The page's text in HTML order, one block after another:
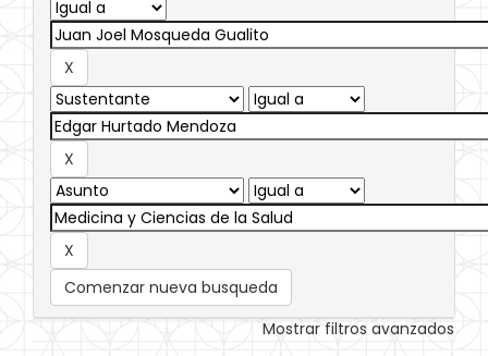
Comenzar nueva busqueda
Mostrar filtros avanzados